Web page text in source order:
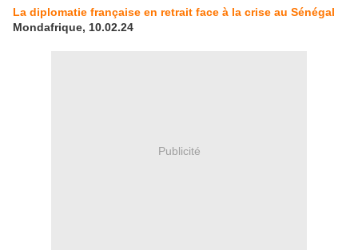
La diplomatie française en retrait face à la crise au Sénégal
Mondafrique, 10.02.24
Publicité